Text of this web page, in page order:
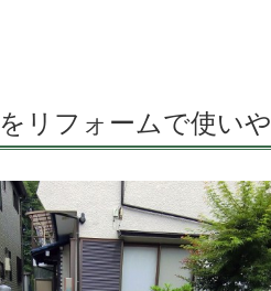
をリフォームで使